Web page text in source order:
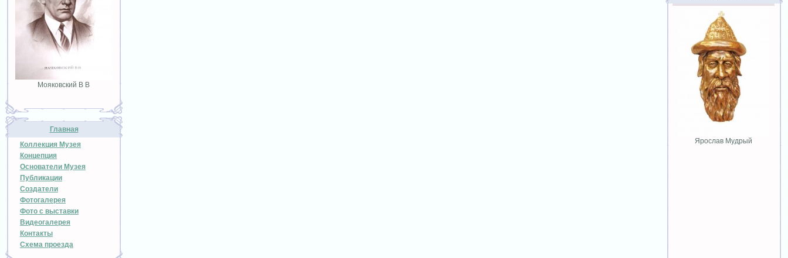
Мояковский В В
Главная
Коллекция Музея
Концепция
Основатели Музея
Публикации
Создатели
Фотогалерея
Фото с выставки
Видеогалерея
Контакты
Схема проезда
Ярослав Мудрый